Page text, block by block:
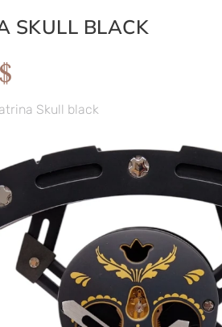
SKULL BLACK
Skull black